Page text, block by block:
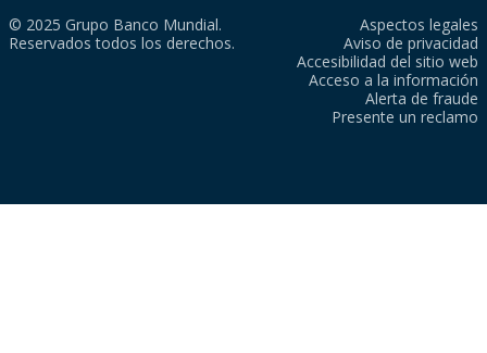
© 2025 Grupo Banco Mundial.
Reservados todos los derechos.
Aspectos legales
Aviso de privacidad
Accesibilidad del sitio web
Acceso a la información
Alerta de fraude
Presente un reclamo